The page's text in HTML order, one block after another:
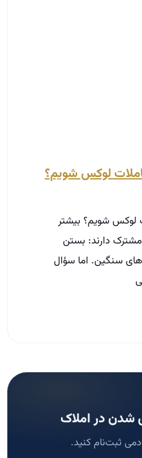
لوکس شویم؟
لوکس شویم؟ بیشتر
دارند: بستن
سنگین. اما سؤال
شدن در املاک
ثبت‌نام کنید.